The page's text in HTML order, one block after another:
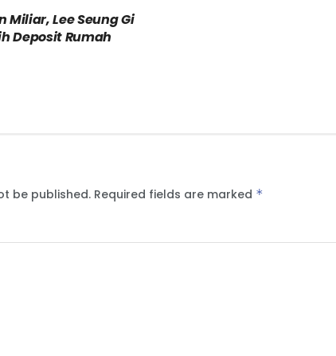
Miliar, Lee Seung Gi
Deposit Rumah
be published. Required fields are marked *